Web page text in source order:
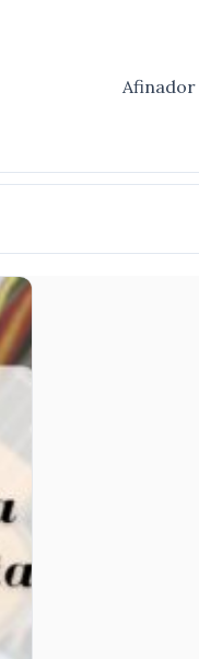
Afinador